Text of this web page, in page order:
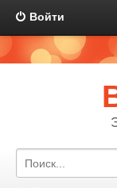
Войти